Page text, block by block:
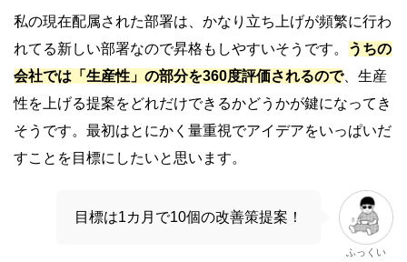
私の現在配属された部署は、かなり立ち上げが頻繁に行わ
れてる新しい部署なので昇格もしやすいそうです。
うちの
会社では「生産性」の部分を360度評価されるので、生産
性を上げる提案をどれだけできるかどうかが鍵になってき
そうです。最初はとにかく量重視でアイデアをいっぱいだ
すことを目標にしたいと思います。
目標は1カ月で10個の改善策提案！
ふっくい